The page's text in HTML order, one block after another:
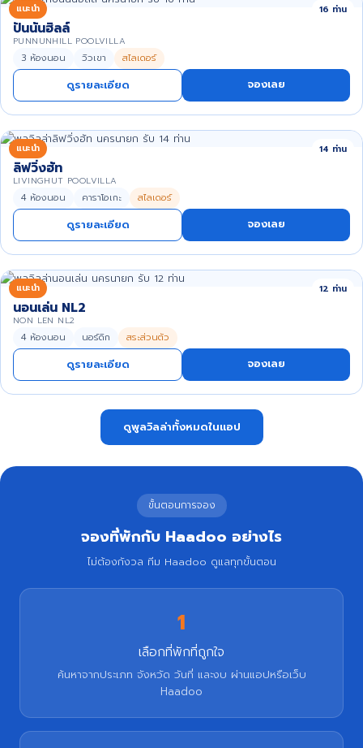
แนะนำ 16 ท่าน
ปันนันฮิลล์
PUNNUNHILL POOLVILLA
3 ห้องนอน วิวเขา สไลเดอร์
ดูรายละเอียด จองเลย
แนะนำ 14 ท่าน
ลิฟวิ่งฮัท
LIVINGHUT POOLVILLA
4 ห้องนอน คาราโอเกะ สไลเดอร์
ดูรายละเอียด จองเลย
แนะนำ 12 ท่าน
นอนเล่น NL2
NON LEN NL2
4 ห้องนอน นอร์ดิก สระส่วนตัว
ดูรายละเอียด จองเลย
ดูพูลวิลล่าทั้งหมดในแอป
ขั้นตอนการจอง
จองที่พักกับ Haadoo อย่างไร
ไม่ต้องกังวล ทีม Haadoo ดูแลทุกขั้นตอน
1
เลือกที่พักที่ถูกใจ
ค้นหาจากประเภท จังหวัด วันที่ และงบ ผ่านแอปหรือเว็บ
Haadoo